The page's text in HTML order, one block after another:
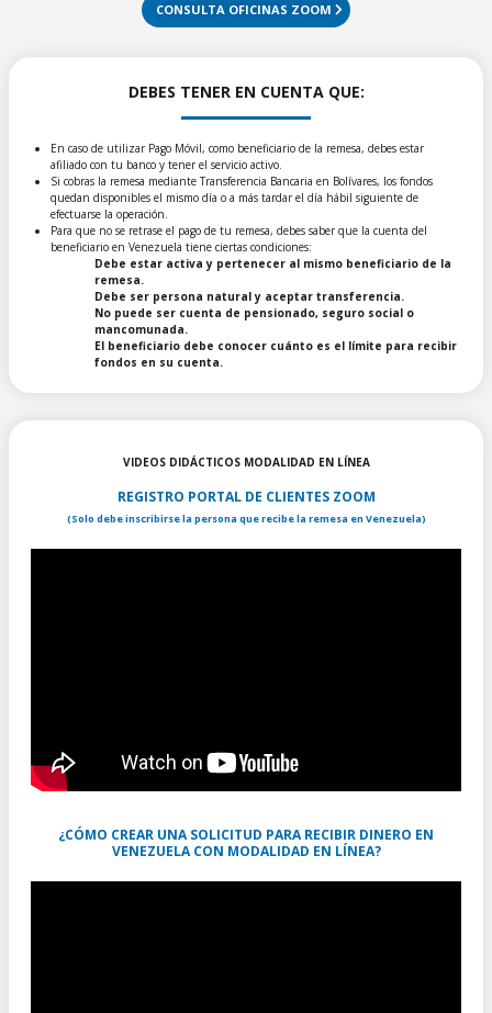
CONSULTA OFICINAS ZOOM
DEBES TENER EN CUENTA QUE:
En caso de utilizar Pago Móvil, como beneficiario de la remesa, debes estar
afiliado con tu banco y tener el servicio activo.
Si cobras la remesa mediante Transferencia Bancaria en Bolívares, los fondos
quedan disponibles el mismo día o a más tardar el día hábil siguiente de
efectuarse la operación.
Para que no se retrase el pago de tu remesa, debes saber que la cuenta del
beneficiario en Venezuela tiene ciertas condiciones:
Debe estar activa y pertenecer al mismo beneficiario de la
remesa.
Debe ser persona natural y aceptar transferencia.
No puede ser cuenta de pensionado, seguro social o
mancomunada.
El beneficiario debe conocer cuánto es el límite para recibir
fondos en su cuenta.
VIDEOS DIDÁCTICOS MODALIDAD EN LÍNEA
REGISTRO PORTAL DE CLIENTES ZOOM
(Solo debe inscribirse la persona que recibe la remesa en Venezuela)
¿CÓMO CREAR UNA SOLICITUD PARA RECIBIR DINERO EN
VENEZUELA CON MODALIDAD EN LÍNEA?